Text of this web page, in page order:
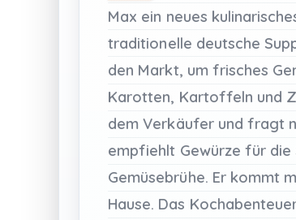
Max ein neues
traditionelle deutsche
den Markt, um frisches
Karotten, Kartoffeln und
dem Verkäufer und fragt
empfiehlt Gewürze für die
Gemüsebrühe. Er kommt
Hause. Das